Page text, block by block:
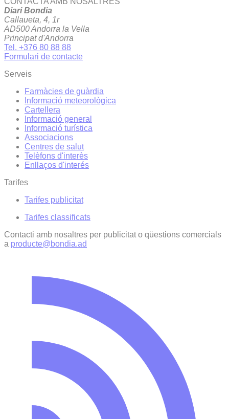
Diari Bondia
Callaueta, 4, 1r
AD500 Andorra la Vella
Principat d'Andorra
Tel. +376 80 88 88
Formulari de contacte
Serveis
Farmàcies de guàrdia
Informació meteorològica
Cartellera
Informació general
Informació turística
Associacions
Centres de salut
Telèfons d'interès
Enllaços d'interés
Tarifes
Tarifes publicitat
Tarifes classificats
Contacti amb nosaltres per publicitat o qüestions comercials
a producte@bondia.ad